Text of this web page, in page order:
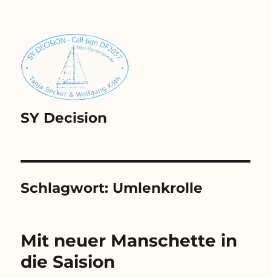
SY Decision
Schlagwort: Umlenkrolle
Mit neuer Manschette in
die Saision